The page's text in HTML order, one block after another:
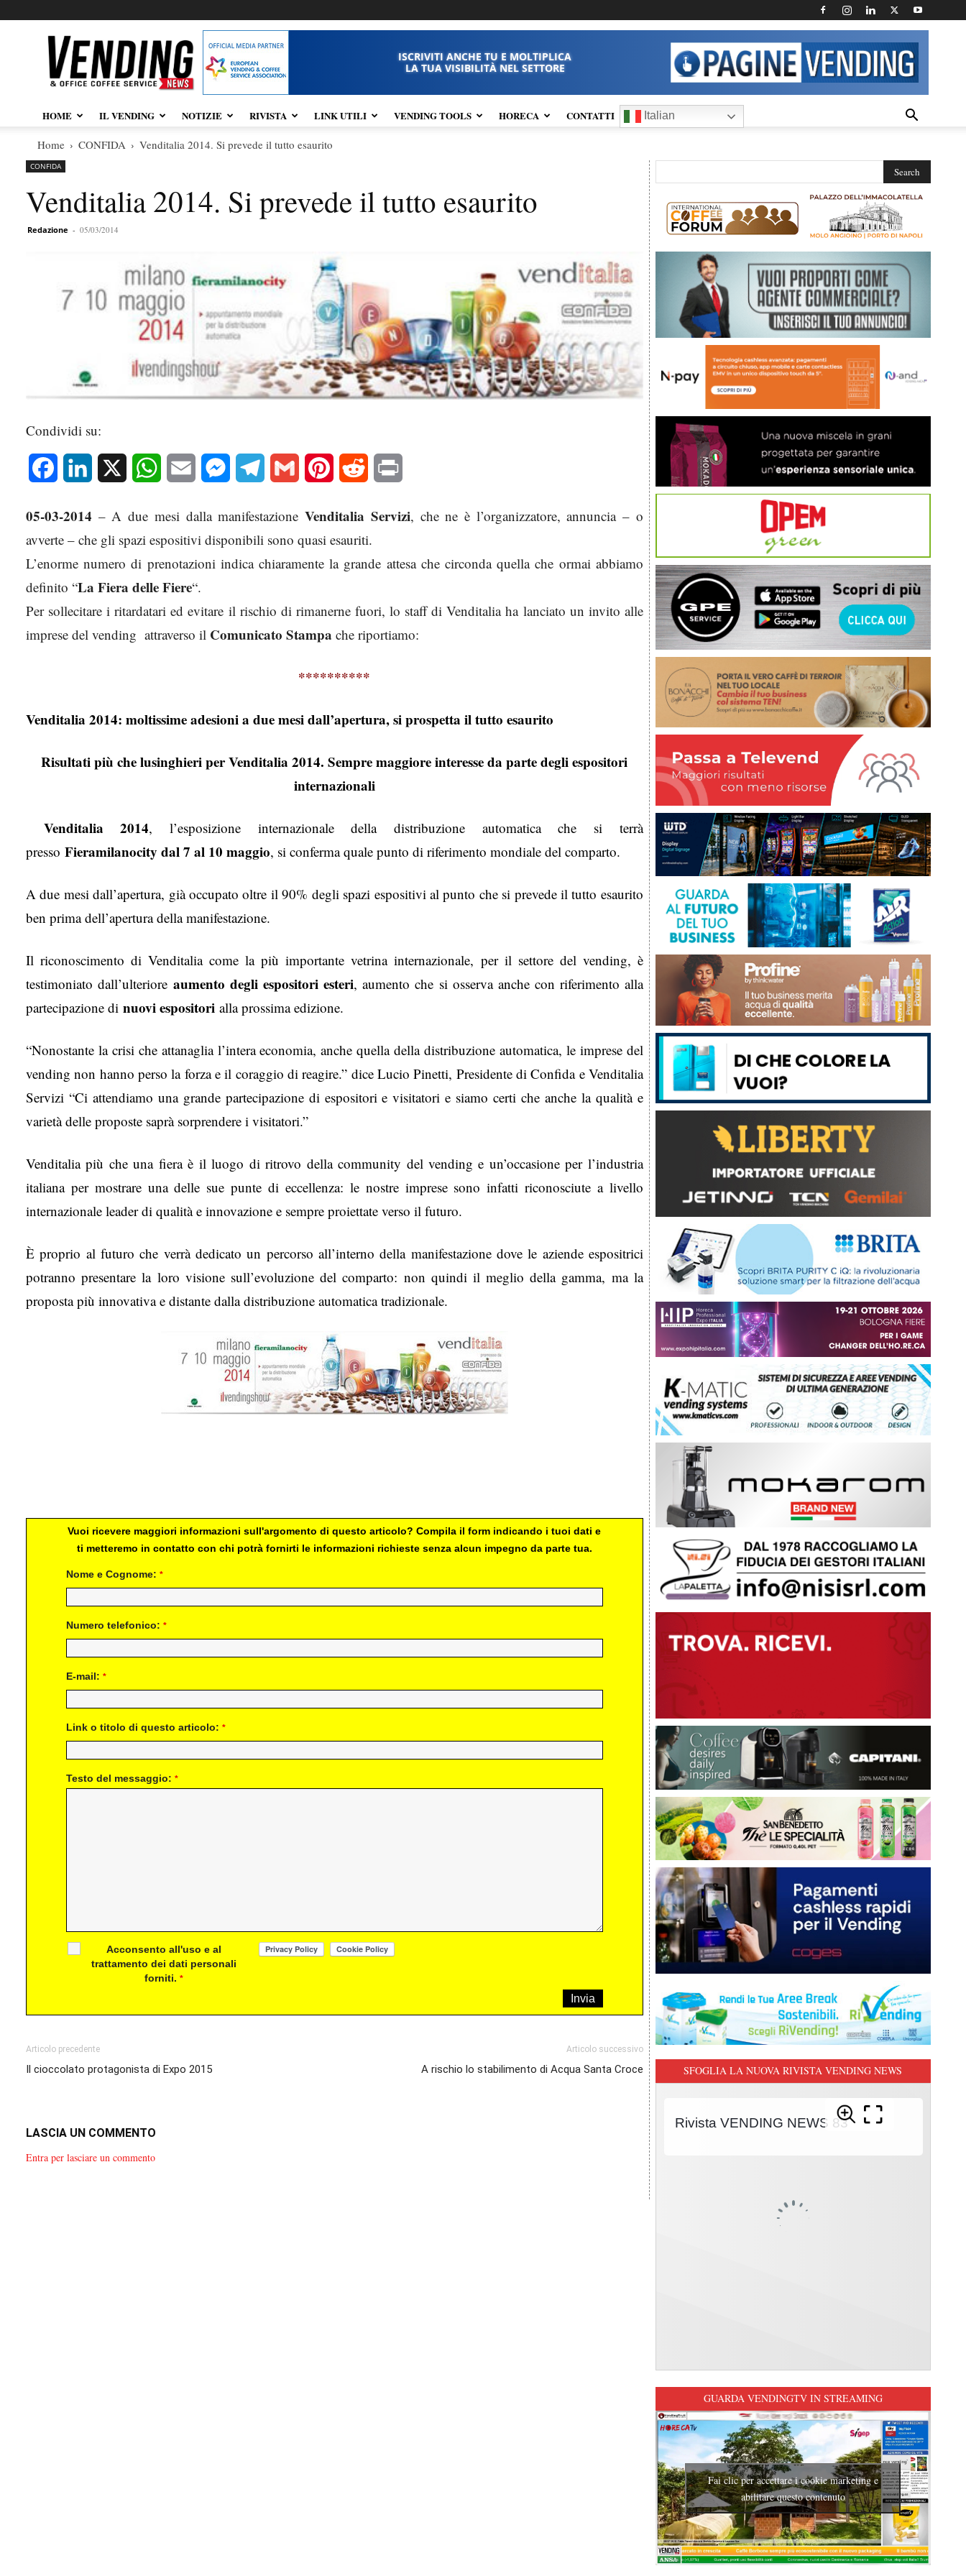
Vendingnews.it
ISCRIVITI ANCHE TU E MOLTIPLICA
LA TUA VISIBILITÀ NEL SETTORE
HOME IL VENDING NOTIZIE RIVISTA LINK UTILI VENDING TOOLS HORECA CONTATTI Italian
Home CONFIDA Venditalia 2014. Si prevede il tutto esaurito
CONFIDA
Venditalia 2014. Si prevede il tutto esaurito
Redazione - 05/03/2014
Condividi su:
Facebook LinkedIn WhatsAppEmail MessengerTelegram Gmail Pinterest Reddit
05-03-2014 – A due mesi dalla manifestazioneVenditalia Servizi, che ne è l’organizzatore, annuncia – o
avverte – che gli spazi espositivi disponibili sono quasi esauriti.
L’enorme numero di prenotazioni indica chiaramente la grande attesa che circonda quella che ormai abbiamo
definito “La Fiera delle Fiere“.
Per sollecitare i ritardatari ed evitare il rischio di rimanerne fuori, lo staff di Venditalia ha lanciato un invito alle
imprese del vending attraverso il Comunicato Stampa che riportiamo:
**********
Venditalia 2014: moltissime adesioni a due mesi dall’apertura, si prospetta il tutto esaurito
Risultati più che lusinghieri per Venditalia 2014. Sempre maggiore interesse da parte degli espositori
internazionali
Venditalia 2014, l’esposizione internazionale della distribuzione automatica che si terrà
presso Fieramilanocity dal 7 al 10 maggio, si conferma quale punto di riferimento mondiale del comparto.
A due mesi dall’apertura, già occupato oltre il 90% degli spazi espositivi al punto che si prevede il tutto esaurito
ben prima dell’apertura della manifestazione.
Il riconoscimento di Venditalia come la più importante vetrina internazionale, per il settore del vending, è
testimoniato dall’ulterioreaumento degli espositori esteri, aumento che si osserva anche con riferimento alla
partecipazione di nuovi espositori alla prossima edizione.
“Nonostante la crisi che attanaglia l’intera economia, anche quella della distribuzione automatica, le imprese del
vending non hanno perso la forza e il coraggio di reagire.” dice Lucio Pinetti, Presidente di Confida e Venditalia
Servizi “Ci attendiamo una grande partecipazione di espositori e visitatori e siamo certi che anche la qualità e
varietà delle proposte saprà sorprendere i visitatori.”
Venditalia più che una fiera è il luogo di ritrovo della community del vending e un’occasione per l’industria
italiana per mostrare una delle sue punte di eccellenza: le nostre imprese sono infatti riconosciute a livello
internazionale leader di qualità e innovazione e sempre proiettate verso il futuro.
È proprio al futuro che verrà dedicato un percorso all’interno della manifestazione dove le aziende espositrici
potranno presentare la loro visione sull’evoluzione del comparto: non quindi il meglio della gamma, ma la
proposta più innovativa e distante dalla distribuzione automatica tradizionale.
Vuoi ricevere maggiori informazioni sull'argomento di questo articolo? Compila il form indicando i tuoi dati e
ti metteremo in contatto con chi potrà fornirti le informazioni richieste senza alcun impegno da parte tua.
Nome e Cognome: *
Numero telefonico: *
E-mail: *
Link o titolo di questo articolo: *
Testo del messaggio: *
Acconsento all'uso e al
trattamento dei dati personali
forniti.*
Articolo precedente
Il cioccolato protagonista di Expo 2015
Articolo successivo
A rischio lo stabilimento di Acqua Santa Croce
LASCIA UN COMMENTO
Entra per lasciare un commento
SFOGLIA LA NUOVA RIVISTA VENDING NEWS
GUARDA VENDINGTV IN STREAMING
Fai clic per accettare i cookie marketing e
abilitare questo contenuto